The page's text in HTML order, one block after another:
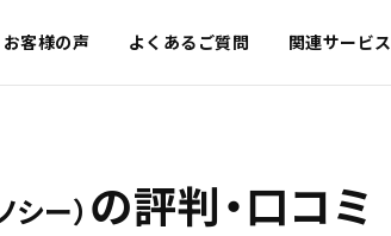
お客様の声 よくあるご質問 関連サービス
シー） の評判・口コミ